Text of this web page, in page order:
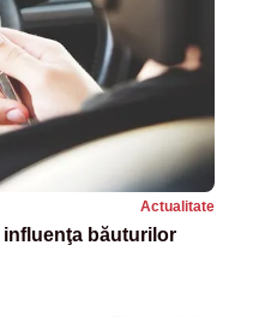
Actualitate
influenţa băuturilor